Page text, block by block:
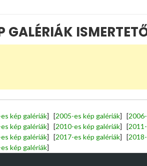
GALÉRIÁK
kép galériák] [2005-es kép galériák] [
kép galériák] [2010-es kép galériák] [
kép galériák] [2017-es kép galériák] [
kép galériák]